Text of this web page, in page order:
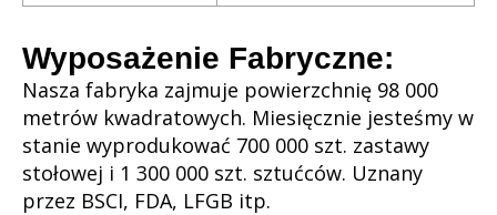
Wyposażenie Fabryczne:
Nasza fabryka zajmuje powierzchnię 98 000
metrów kwadratowych. Miesięcznie jesteśmy w
stanie wyprodukować 700 000 szt. zastawy
stołowej i 1 300 000 szt. sztućców. Uznany
przez BSCI, FDA, LFGB itp.